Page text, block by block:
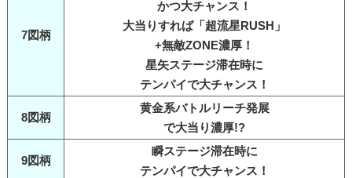
7図柄
かつ大チャンス！
大当りすれば「超流星RUSH」
+無敵ZONE濃厚！
星矢ステージ滞在時に
テンパイで大チャンス！
8図柄
黄金系バトルリーチ発展
で大当り濃厚!?
9図柄
瞬ステージ滞在時に
テンパイで大チャンス！